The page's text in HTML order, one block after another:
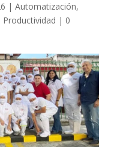
| Automatización,
Productividad | 0